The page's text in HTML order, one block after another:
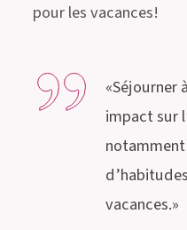
pour les vacances!
«Séjourner
impact sur
vacances.»